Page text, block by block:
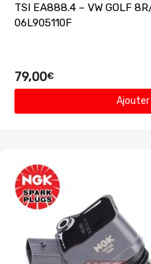
TSI EA888.4 – VW GOLF
06L905110F
79,00€
Ajouter